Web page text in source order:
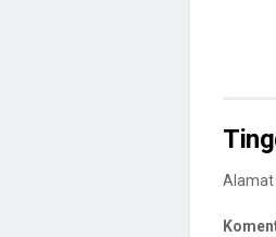
Alamat